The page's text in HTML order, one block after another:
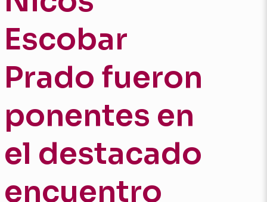
Escobar
Prado fueron
ponentes en
el destacado
encuentro